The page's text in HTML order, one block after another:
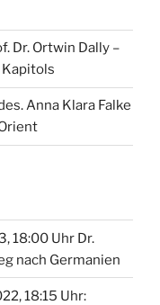
Dr. Ortwin Dally –
Kapitols
Anna Klara Falke
18:00 Uhr Dr.
nach Germanien
18:15 Uhr: